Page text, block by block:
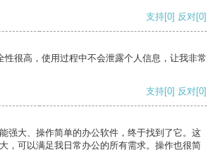
支持[0] 反对[0]
性很高，使用过程中不会泄露个人信息，让我非常
支持[0] 反对[0]
强大、操作简单的办公软件，终于找到了它。这
，可以满足我日常办公的所有需求。操作也很简